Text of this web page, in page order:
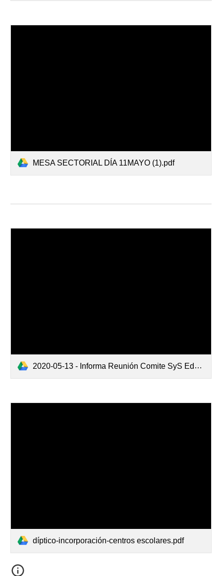
MESA SECTORIAL DÍA 11MAYO (1).pdf
2020-05-13 - Informa Reunión Comite SyS Educación.pdf
díptico-incorporación-centros escolares.pdf